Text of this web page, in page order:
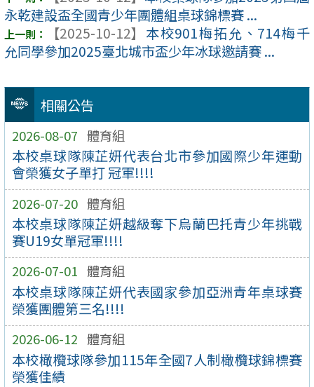
相關公告
2026-08-07 體育組
本校桌球隊陳芷妍代表台北市參加國際少年運動
會榮獲女子單打 冠軍!!!!
2026-07-20 體育組
本校桌球隊陳芷妍越級奪下烏蘭巴托青少年挑戰
賽U19女單冠軍!!!!
2026-07-01 體育組
本校桌球隊陳芷妍代表國家參加亞洲青年桌球賽
榮獲團體第三名!!!!
2026-06-12 體育組
本校橄欖球隊參加115年全國7人制橄欖球錦標賽
榮獲佳績
永乾建設盃全國青少年團體組桌球錦標賽 ...
【2025-10-12】 本校901梅拓允、714梅千
允同學參加2025臺北城市盃少年冰球邀請賽 ...